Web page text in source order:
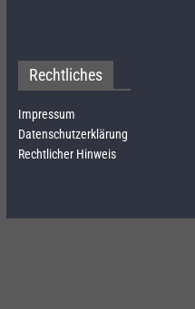
Rechtliches
Impressum
Datenschutzerklärung
Rechtlicher Hinweis